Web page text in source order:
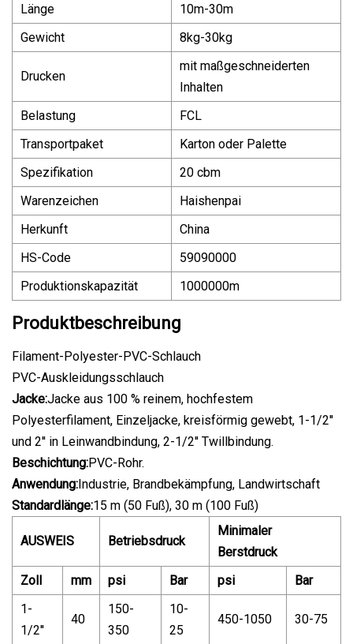
Länge
10m-30m
Gewicht
8kg-30kg
Drucken
mit maßgeschneiderten
Inhalten
Belastung
FCL
Transportpaket
Karton oder Palette
Spezifikation
20 cbm
Warenzeichen
Haishenpai
Herkunft
China
HS-Code
59090000
Produktionskapazität
1000000m
Produktbeschreibung
Filament-Polyester-PVC-Schlauch
PVC-Auskleidungsschlauch
Jacke:Jacke aus 100 % reinem, hochfestem
Polyesterfilament, Einzeljacke, kreisförmig gewebt, 1-1/2''
und 2'' in Leinwandbindung, 2-1/2'' Twillbindung.
Beschichtung:PVC-Rohr.
Anwendung:Industrie, Brandbekämpfung, Landwirtschaft
Standardlänge:15 m (50 Fuß), 30 m (100 Fuß)
AUSWEIS Betriebsdruck
Minimaler
Berstdruck
Zoll
mm psi Bar psi
Bar
1-
1/2''
40
150-
350
10-
25
450-1050 30-75